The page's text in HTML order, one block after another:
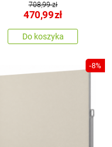
708,99 zł
470,99zł
Do koszyka
-8%